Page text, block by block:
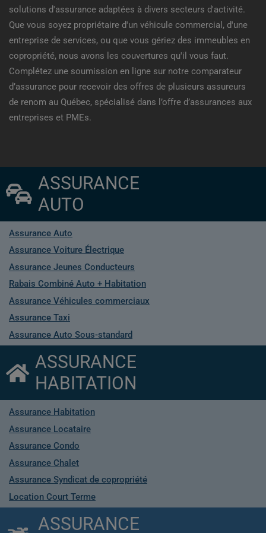
solutions d'assurance adaptées à divers secteurs d'activité.
Que vous soyez propriétaire d'un véhicule commercial, d'une
entreprise de services, ou que vous gériez des immeubles en
copropriété, nous avons les couvertures qu'il vous faut.
Complétez une soumission en ligne sur notre comparateur
d’assurance pour recevoir des offres de plusieurs assureurs
de renom au Québec, spécialisé dans l’offre d’assurances aux
entreprises et PMEs.
ASSURANCE
AUTO
Assurance Auto
Assurance Voiture Électrique
Assurance Jeunes Conducteurs
Rabais Combiné Auto + Habitation
Assurance Véhicules commerciaux
Assurance Taxi
Assurance Auto Sous-standard
ASSURANCE
HABITATION
Assurance Habitation
Assurance Locataire
Assurance Condo
Assurance Chalet
Assurance Syndicat de copropriété
Location Court Terme
ASSURANCE